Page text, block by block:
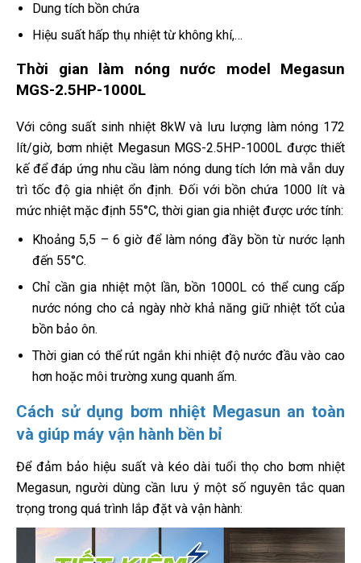
Dung tích bồn chứa
Hiệu suất hấp thụ nhiệt từ không khí,…
Thời gian làm nóng nước model Megasun
MGS-2.5HP-1000L
Với công suất sinh nhiệt 8kW và lưu lượng làm nóng 172
lít/giờ, bơm nhiệt Megasun MGS-2.5HP-1000L được thiết
kế để đáp ứng nhu cầu làm nóng dung tích lớn mà vẫn duy
trì tốc độ gia nhiệt ổn định. Đối với bồn chứa 1000 lít và
mức nhiệt mặc định 55°C, thời gian gia nhiệt được ước tính:
Khoảng 5,5 – 6 giờ để làm nóng đầy bồn từ nước lạnh
đến 55°C.
Chỉ cần gia nhiệt một lần, bồn 1000L có thể cung cấp
nước nóng cho cả ngày nhờ khả năng giữ nhiệt tốt của
bồn bảo ôn.
Thời gian có thể rút ngắn khi nhiệt độ nước đầu vào cao
hơn hoặc môi trường xung quanh ấm.
Cách sử dụng bơm nhiệt Megasun an toàn
và giúp máy vận hành bền bỉ
Để đảm bảo hiệu suất và kéo dài tuổi thọ cho bơm nhiệt
Megasun, người dùng cần lưu ý một số nguyên tắc quan
trọng trong quá trình lắp đặt và vận hành: